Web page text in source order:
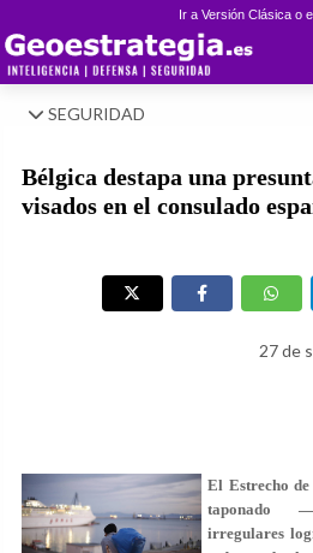
Ir a Versión Clásica o
SEGURIDAD
Bélgica destapa una
visados en el consulado
27 de
El Estrecho
taponado
irregulares